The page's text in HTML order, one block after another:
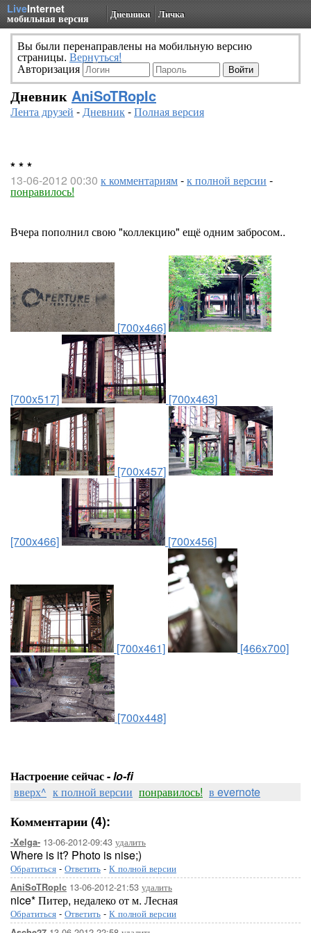
LiveInternet
мобильная версия Дневники Личка
Вы были перенаправлены на мобильную версию
страницы. Вернуться!
Авторизация
Дневник AniSoTRopIc
Лента друзей -Дневник-Полная версия
* * *
13-06-2012 00:30 к комментариям-к полной версии -
понравилось!
Вчера пополнил свою "коллекцию" ещё одним забросом..
[700x466]
[700x517] [700x463]
[700x457]
[700x466] [700x456]
[700x461] [466x700]
[700x448]
Настроение сейчас -lo-fi
вверх^ к полной версии понравилось! в evernote
Комментарии (4):
-Xelga- 13-06-2012-09:43 удалить
Where is it? Photo is nise;)
Обратиться - Ответить - К полной версии
AniSoTRopIc 13-06-2012-21:53 удалить
nice* Питер, недалеко от м. Лесная
Обратиться - Ответить - К полной версии